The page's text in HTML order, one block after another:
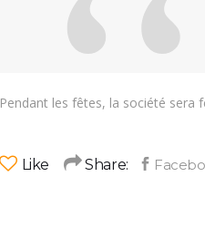
Pendant les fêtes, la société sera
Like Share: